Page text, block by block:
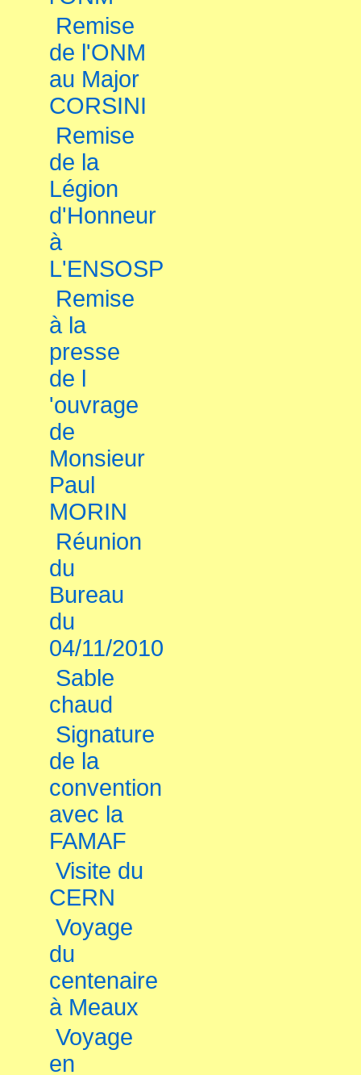
Remise
de l'ONM
au Major
CORSINI
Remise
de la
Légion
d'Honneur
à
L'ENSOSP
Remise
à la
presse
de l
'ouvrage
de
Monsieur
Paul
MORIN
Réunion
du
Bureau
du
04/11/2010
Sable
chaud
Signature
de la
convention
avec la
FAMAF
Visite du
CERN
Voyage
du
centenaire
à Meaux
Voyage
en